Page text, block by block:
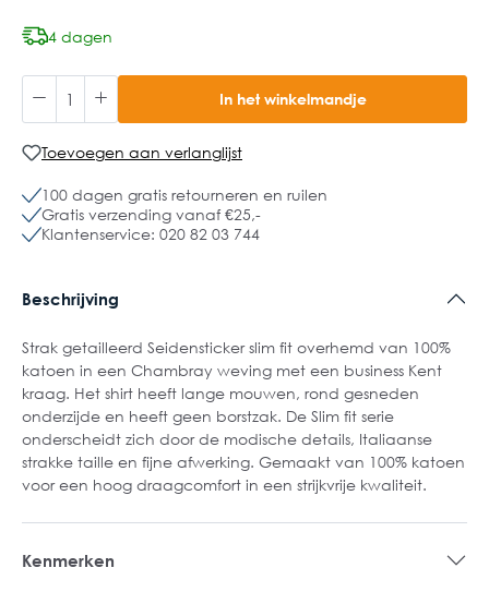
4 dagen
In het winkelmandje
Toevoegen aan verlanglijst
100 dagen gratis retourneren en ruilen
Gratis verzending vanaf €25,-
Klantenservice: 020 82 03 744
Beschrijving
Strak getailleerd Seidensticker slim fit overhemd van 100%
katoen in een Chambray weving met een business Kent
kraag. Het shirt heeft lange mouwen, rond gesneden
onderzijde en heeft geen borstzak. De Slim fit serie
onderscheidt zich door de modische details, Italiaanse
strakke taille en fijne afwerking. Gemaakt van 100% katoen
voor een hoog draagcomfort in een strijkvrije kwaliteit.
Kenmerken